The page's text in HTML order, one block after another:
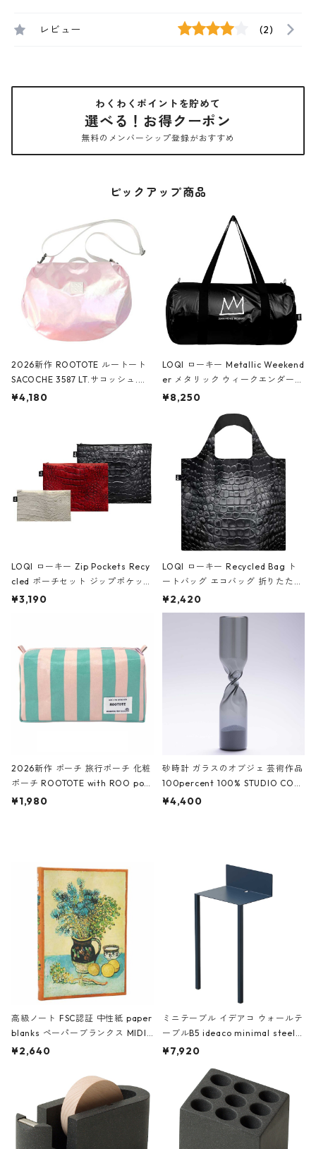
レビュー (2)
わくわくポイントを貯めて
選べる！お得クーポン
無料のメンバーシップ登録がおすすめ
ピックアップ商品
2026新作 ROOTOTE ルートート
SACOCHE 3587 LT.サコッシュ.ル
ミエ-B ショルダーバッグ グロスピ
¥4,180
LOQI ローキー Metallic Weekend
er メタリック ウィークエンダー
ボストンバッグ ショルダーバッグ
Black ジャン=ミッシェル・バスキ
ア/クラウン ブラック
¥8,250
LOQI ローキー Zip Pockets Recy
cled ポーチセット ジップポケット
ファスナーポーチ 撥水加工 トラベ
ーガンディー、オフホワイト
¥3,190
LOQI ローキー Recycled Bag ト
ートバッグ エコバッグ 折りたたみ
大きめ 撥水加工 収納ポーチ CRO
CODILE/Black クロコダイル/ブラ
¥2,420
2026新作 ポーチ 旅行ポーチ 化粧
ポーチ ROOTOTE with ROO pou
ch 3532 ルートート WR.ポーチ.ラ
¥1,980
砂時計 ガラスのオブジェ 芸術作品
100percent 100% STUDIO COH
AKU Timeless 100パーセント ス
¥4,400
高級ノート FSC認証 中性紙 paper
blanks ペーパーブランクス MIDI
ハードカバー 罫線 ヴァン・ゴッホ
¥2,640
ミニテーブル イデアコ ウォールテ
ーブルB5 ideaco minimal steel f
urniture WALL Table B5 ネイビー
¥7,920